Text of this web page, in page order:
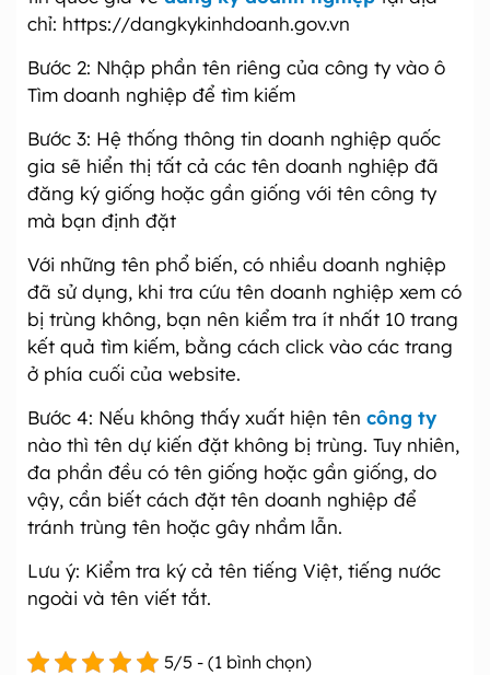
chỉ: https://dangkykinhdoanh.gov.vn
Bước 2: Nhập phần tên riêng của công ty vào ô
Tìm doanh nghiệp để tìm kiếm
Bước 3: Hệ thống thông tin doanh nghiệp quốc
gia sẽ hiển thị tất cả các tên doanh nghiệp đã
đăng ký giống hoặc gần giống với tên công ty
mà bạn định đặt
Với những tên phổ biến, có nhiều doanh nghiệp
đã sử dụng, khi tra cứu tên doanh nghiệp xem có
bị trùng không, bạn nên kiểm tra ít nhất 10 trang
kết quả tìm kiếm, bằng cách click vào các trang
ở phía cuối của website.
Bước 4: Nếu không thấy xuất hiện tên công ty
nào thì tên dự kiến đặt không bị trùng. Tuy nhiên,
đa phần đều có tên giống hoặc gần giống, do
vậy, cần biết cách đặt tên doanh nghiệp để
tránh trùng tên hoặc gây nhầm lẫn.
Lưu ý: Kiểm tra ký cả tên tiếng Việt, tiếng nước
ngoài và tên viết tắt.
5/5 - (1 bình chọn)